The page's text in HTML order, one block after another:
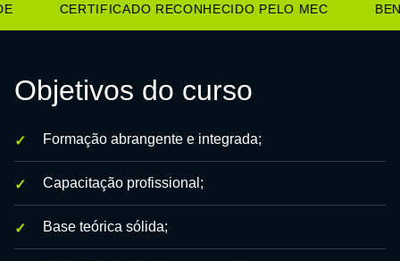
CERTIFICADO RECONHECIDO PELO MEC
Objetivos do curso
Formação abrangente e integrada;
Capacitação profissional;
Base teórica sólida;